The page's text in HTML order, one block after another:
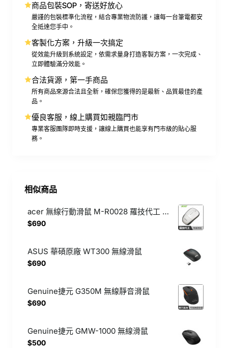
商品包裝SOP，寄送好放心
嚴謹的包裝標準化流程，結合專業物流防護，讓每一台筆電都安
全抵達您手中。
客製化方案，升級一次搞定
從效能升級到系統設定，依需求量身打造客製方案，一次完成、
立即體驗滿分效能。
合法貨源，第一手商品
所有商品來源合法且全新，確保您獲得的是最新、品質最佳的產
品。
優良客服，線上購買如親臨門市
專業客服團隊即時支援，讓線上購買也能享有門市級的貼心服
務。
相似商品
acer 無線行動滑鼠 M-R0028 羅技代工 M215樣式 無線滑鼠 白
$690
ASUS 華碩原廠 WT300 無線滑鼠
$690
Genuine捷元 G350M 無線靜音滑鼠
$690
Genuine捷元 GMW-1000 無線滑鼠
$500